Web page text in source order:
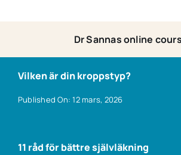
Dr Sannas online
Vilken är din kroppstyp?
Published On: 12 mars, 2026
11 råd för bättre självläkning